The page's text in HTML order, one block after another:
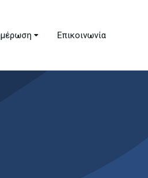
Επικοινωνία